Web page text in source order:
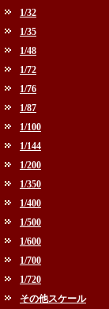
1/32
1/35
1/48
1/72
1/76
1/87
1/100
1/144
1/200
1/350
1/400
1/500
1/600
1/700
1/720
その他スケール